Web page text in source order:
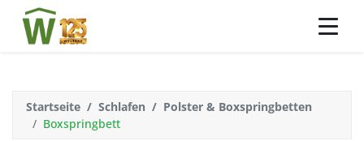
Startseite Schlafen
Polster & Boxspringbetten
Boxspringbett